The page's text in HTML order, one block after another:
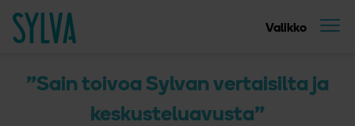
Valikko
”Sain toivoa Sylvan vertaisilta ja
keskusteluavusta”